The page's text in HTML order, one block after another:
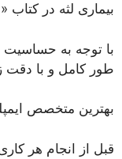
بیماری لثه در
با توجه به حساسیت
طور کامل و با دقت
بهترین متخصص
قبل از انجام هر